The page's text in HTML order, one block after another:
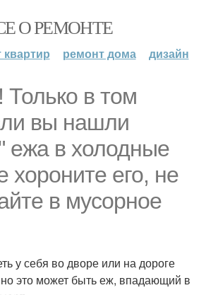
О РЕМОНТЕ
ремонт дома дизайн
в том
вы нашли
ежа в холодные
хороните его, не
в мусорное
у себя во дворе или на дороге
это может быть еж, впадающий в